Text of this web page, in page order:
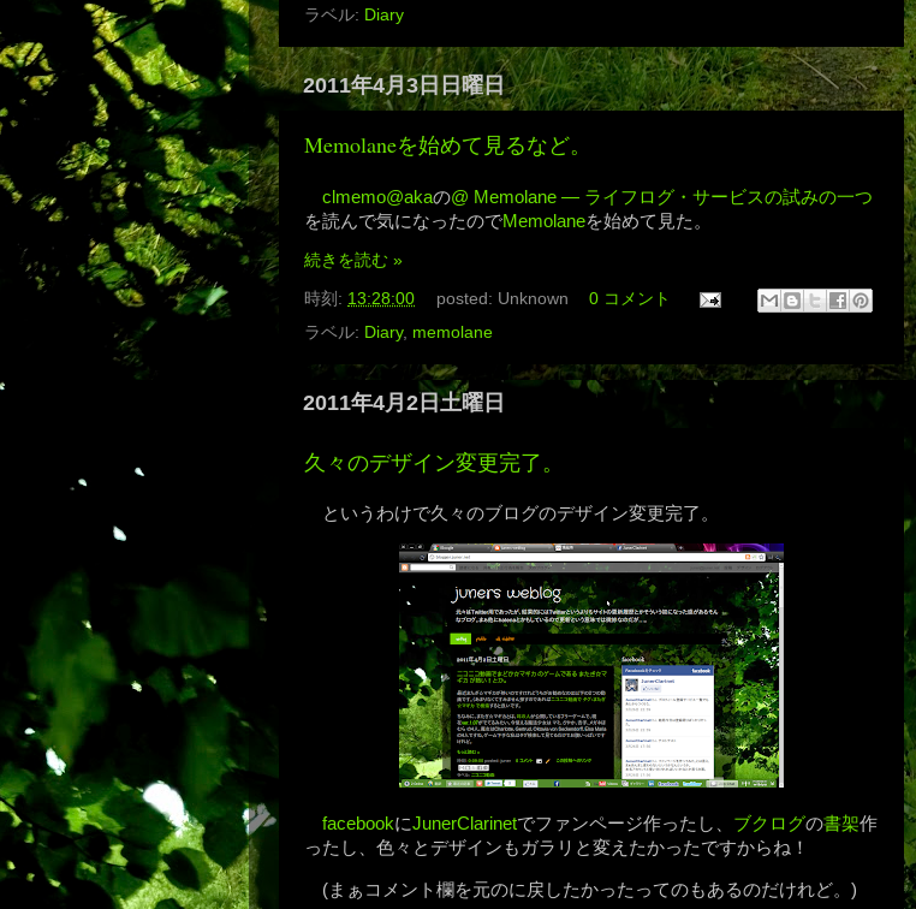
ラベル: Diary
2011年4月3日日曜日
Memolaneを始めて見るなど。
clmemo@akaの@ Memolane — ライフログ・サービスの試みの一つ
を読んで気になったのでMemolaneを始めて見た。
続きを読む »
時刻: 13:28:00 posted: Unknown
0 コメント
ラベル: Diary, memolane
2011年4月2日土曜日
久々のデザイン変更完了。
というわけで久々のブログのデザイン変更完了。
facebookにJunerClarinetでファンページ作ったし、 ブクログの書架作
ったし、色々とデザインもガラリと変えたかったですからね！
(まぁコメント欄を元のに戻したかったってのもあるのだけれど。)